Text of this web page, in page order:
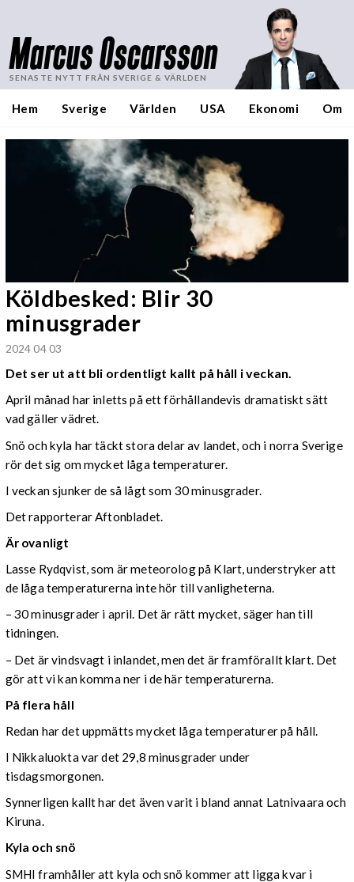
Marcus Oscarsson
SENASTE NYTT FRÅN SVERIGE & VÄRLDEN
Hem Sverige Världen USA Ekonomi Om
Köldbesked: Blir 30
minusgrader
2024 04 03
Det ser ut att bli ordentligt kallt på håll i veckan.
April månad har inletts på ett förhållandevis dramatiskt sätt
vad gäller vädret.
Snö och kyla har täckt stora delar av landet, och i norra Sverige
rör det sig om mycket låga temperaturer.
I veckan sjunker de så lågt som 30 minusgrader.
Det rapporterar Aftonbladet.
Är ovanligt
Lasse Rydqvist, som är meteorolog på Klart, understryker att
de låga temperaturerna inte hör till vanligheterna.
– 30 minusgrader i april. Det är rätt mycket, säger han till
tidningen.
– Det är vindsvagt i inlandet, men det är framförallt klart. Det
gör att vi kan komma ner i de här temperaturerna.
På flera håll
Redan har det uppmätts mycket låga temperaturer på håll.
I Nikkaluokta var det 29,8 minusgrader under
tisdagsmorgonen.
Synnerligen kallt har det även varit i bland annat Latnivaara och
Kiruna.
Kyla och snö
SMHI framhåller att kyla och snö kommer att ligga kvar i